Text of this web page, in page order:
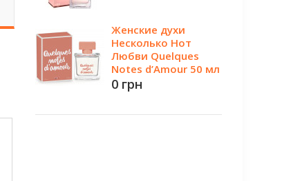
Женские духи
Несколько Нот
Любви Quelques
Notes d’Amour 50 мл
0 грн